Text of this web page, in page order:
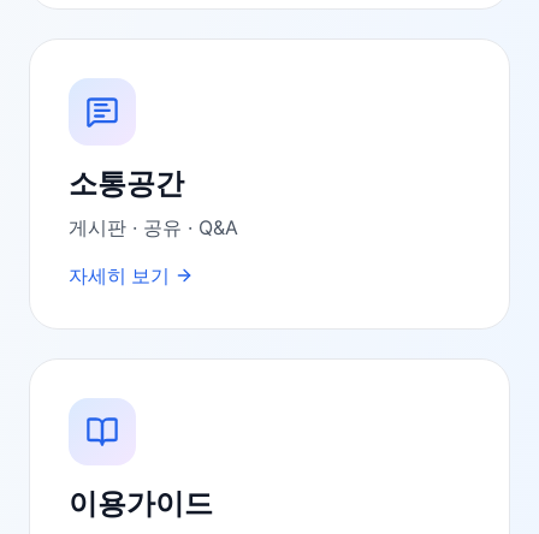
소통공간
게시판 · 공유 · Q&A
자세히 보기
이용가이드